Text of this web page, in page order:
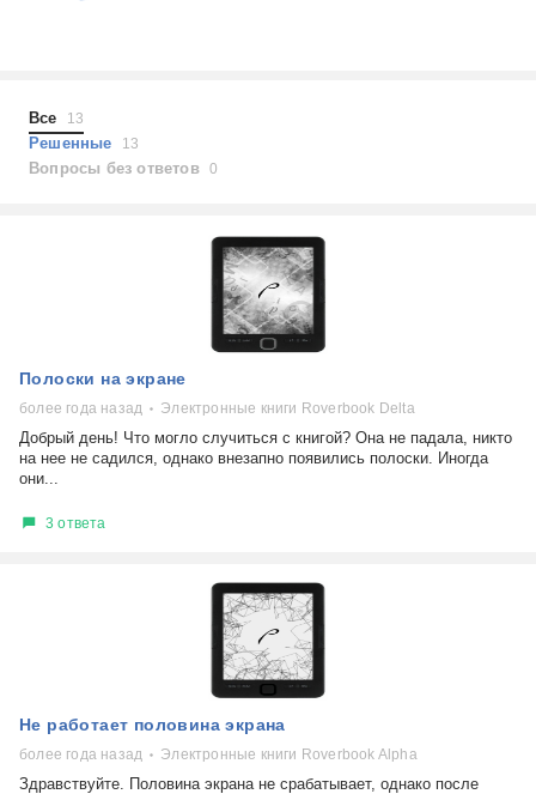
Холодильники
Пылесосы
Показать еще
не включается
стоимость замены
самостоятельный ремонт
плохо работает
решение проблемы
Все 13
Решенные 13
Вопросы без ответов0
Полоски на экране
более года назад Электронные книги Roverbook Delta
Добрый день! Что могло случиться с книгой? Она не падала, никто
на нее не садился, однако внезапно появились полоски. Иногда
они...
3 ответа
Не работает половина экрана
более года назад Электронные книги Roverbook Alpha
Здравствуйте. Половина экрана не срабатывает, однако после